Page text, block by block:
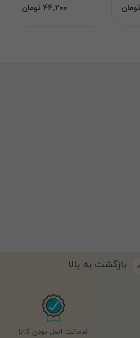
44,200 تومان
بازگشت به بالا
ضمانت اصل بودن کالا